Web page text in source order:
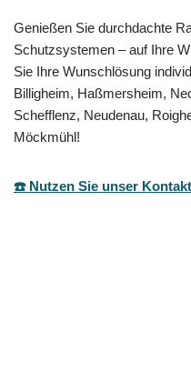
Genießen Sie durchdachte
Schutzsystemen – auf Ihre
Sie Ihre Wunschlösung
Billigheim, Haßmersheim,
Schefflenz, Neudenau,
Möckmühl!
☎️ Nutzen Sie unser